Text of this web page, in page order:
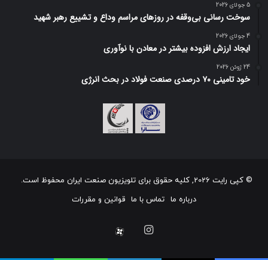
5 جولای 2026
سوخت رسانی بی‌وقفه در روز‌های مراسم وداع و تشییع رهبر شهید
4 جولای 2026
ایجاد ارزش افزوده بیشتر در معادن با نوآوری
24 ژوئن 2026
خود تامینی ۷۰ درصدی صنعت فولاد در بحث انرژی
© کپی رایت 2026, کلیه حقوق برای تلویزیون صنعت ایران محفوظ است.
درباره ما تماس با ما قوانین و مقررات
اینستاگرام